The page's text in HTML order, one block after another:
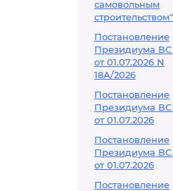
самовольным
строительством"
Постановление
Президиума
от 01.07.2026 N
18А/2026
Постановление
Президиума
от 01.07.2026
Постановление
Президиума
от 01.07.2026
Постановление